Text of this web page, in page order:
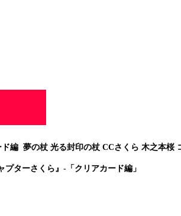
編 夢の杖 光る封印の杖 CCさくら 木之本桜
ターさくら』-「クリアカード編」